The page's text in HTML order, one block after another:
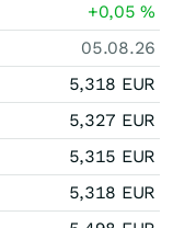
+0,05%
05.08.26
5,318 EUR
5,327 EUR
5,315 EUR
5,318 EUR